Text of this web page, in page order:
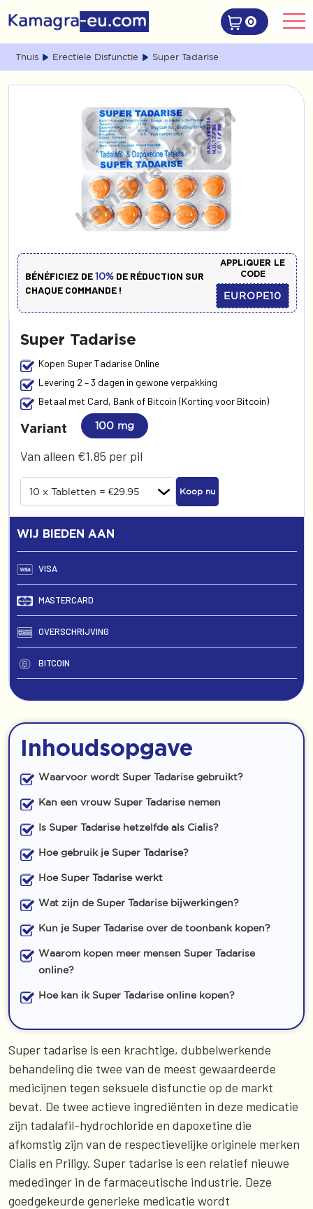
0
Thuis Erectiele Disfunctie Super Tadarise
BÉNÉFICIEZ DE10% DE RÉDUCTION SUR
CHAQUE COMMANDE !
APPLIQUER LE
CODE
EUROPE10
Super Tadarise
Kopen Super Tadarise Online
Levering 2 – 3 dagen in gewone verpakking
Betaal met Card, Bank of Bitcoin (Korting voor Bitcoin)
Variant 100 mg
Van alleen €1.85 per pil
Koop nu
WIJ BIEDEN AAN
VISA
MASTERCARD
OVERSCHRIJVING
BITCOIN
Inhoudsopgave
Waarvoor wordt Super Tadarise gebruikt?
Kan een vrouw Super Tadarise nemen
Is Super Tadarise hetzelfde als Cialis?
Hoe gebruik je Super Tadarise?
Hoe Super Tadarise werkt
Wat zijn de Super Tadarise bijwerkingen?
Kun je Super Tadarise over de toonbank kopen?
Waarom kopen meer mensen Super Tadarise
online?
Hoe kan ik Super Tadarise online kopen?
Super tadarise is een krachtige, dubbelwerkende
behandeling die twee van de meest gewaardeerde
medicijnen tegen seksuele disfunctie op de markt
bevat. De twee actieve ingrediënten in deze medicatie
zijn tadalafil-hydrochloride en dapoxetine die
afkomstig zijn van de respectievelijke originele merken
Cialis en Priligy. Super tadarise is een relatief nieuwe
mededinger in de farmaceutische industrie. Deze
goedgekeurde generieke medicatie wordt